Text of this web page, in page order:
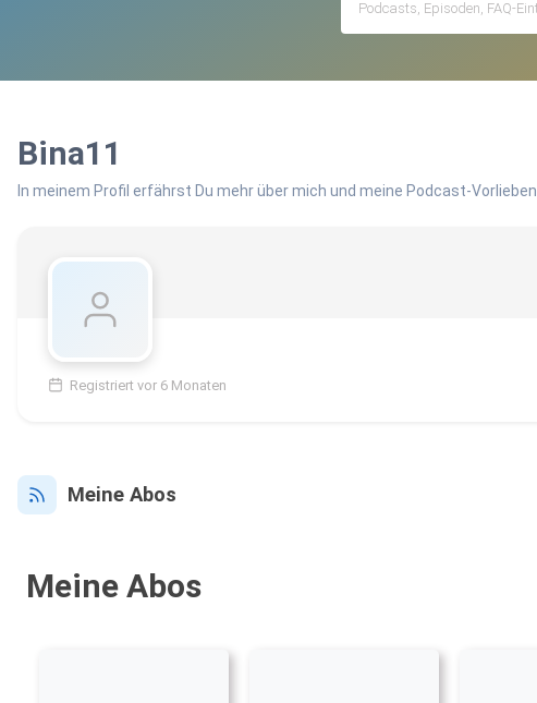
Bina11
In meinem Profil erfährst Du mehr über mich und meine Podcast-Vorlieben.
Registriert vor 6 Monaten
Meine Abos
Meine Abos